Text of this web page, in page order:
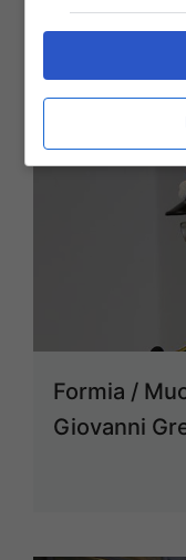
pendolari
Formia /
Giovanni